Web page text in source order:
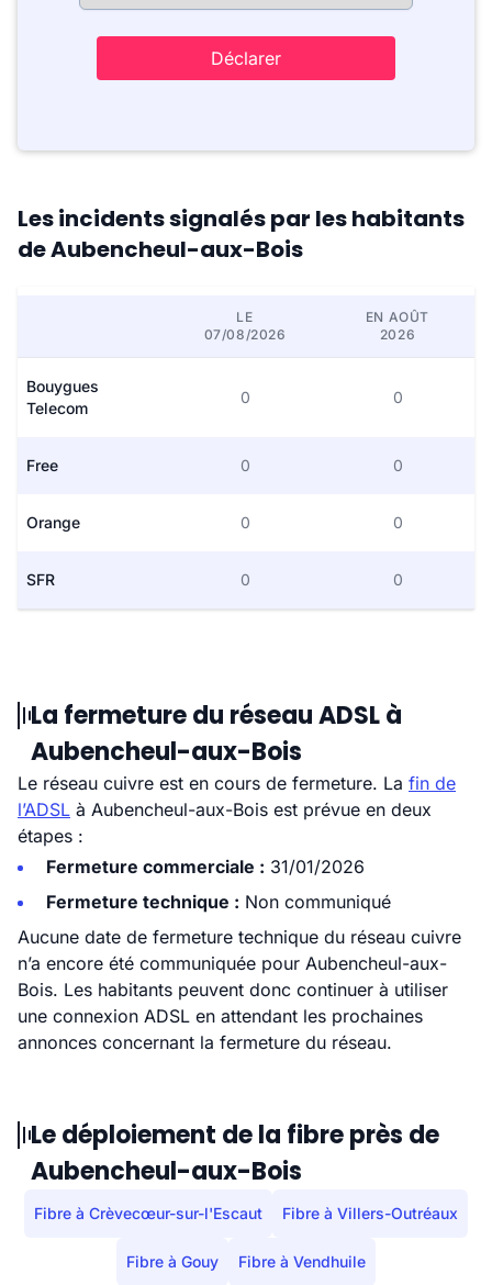
Déclarer
Les incidents signalés par les habitants
de Aubencheul-aux-Bois
LE
07/08/2026
EN AOÛT
2026
Bouygues
Telecom
0 0
Free 0 0
Orange 0 0
SFR 0 0
La fermeture du réseau ADSL à
Aubencheul-aux-Bois
Le réseau cuivre est en cours de fermeture. La fin de
l’ADSL à Aubencheul-aux-Bois est prévue en deux
étapes :
Fermeture commerciale : 31/01/2026
Fermeture technique : Non communiqué
Aucune date de fermeture technique du réseau cuivre
n’a encore été communiquée pour Aubencheul-aux-
Bois. Les habitants peuvent donc continuer à utiliser
une connexion ADSL en attendant les prochaines
annonces concernant la fermeture du réseau.
Le déploiement de la fibre près de
Aubencheul-aux-Bois
Fibre à Crèvecœur-sur-l'Escaut Fibre à Villers-Outréaux
Fibre à Gouy Fibre à Vendhuile